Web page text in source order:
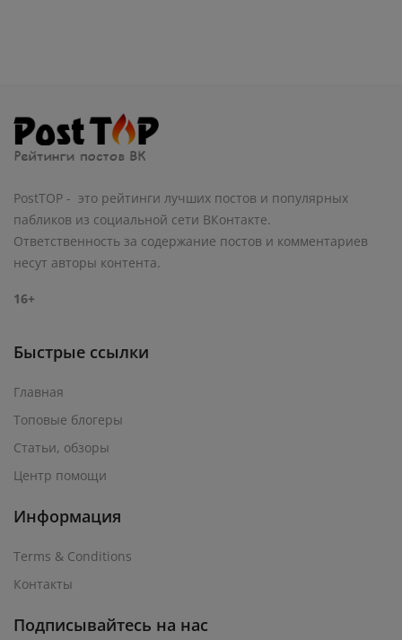
PostTOP - это рейтинги лучших постов и популярных
пабликов из социальной сети ВКонтакте.
Ответственность за содержание постов и комментариев
несут авторы контента.
16+
Быстрые ссылки
Главная
Топовые блогеры
Статьи, обзоры
Центр помощи
Информация
Terms & Conditions
Контакты
Подписывайтесь на нас